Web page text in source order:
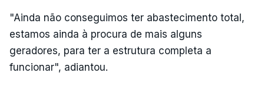
"Ainda não conseguimos ter abastecimento total,
estamos ainda à procura de mais alguns
geradores, para ter a estrutura completa a
funcionar", adiantou.